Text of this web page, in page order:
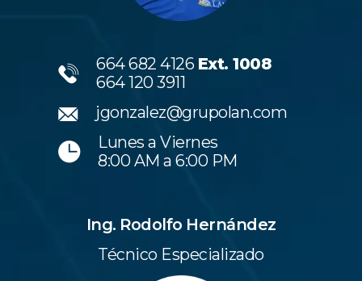
664 682 4126 Ext. 1008
664 120 3911
jgonzalez@grupolan.com
Lunes a Viernes
8:00 AM a 6:00 PM
Ing. Rodolfo Hernández
Técnico Especializado